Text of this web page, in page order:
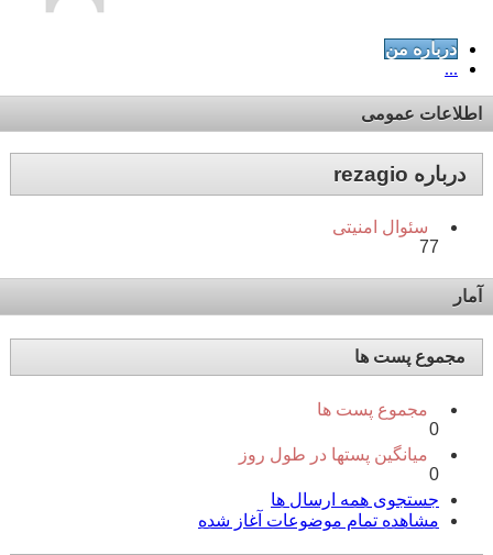
درباره من
...
اطلاعات عمومی
درباره rezagio
سئوال امنیتی
77
آمار
مجموع پست ها
مجموع پست ها
0
میانگین پستها در طول روز
0
جستجوی همه ارسال ها
مشاهده تمام موضوعات آغاز شده